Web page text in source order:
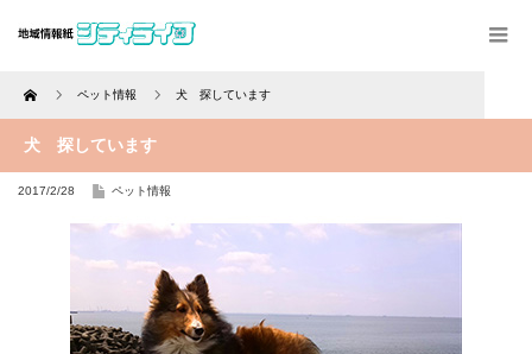
Home ペット情報 犬 探しています
犬 探しています
2017/2/28 ペット情報